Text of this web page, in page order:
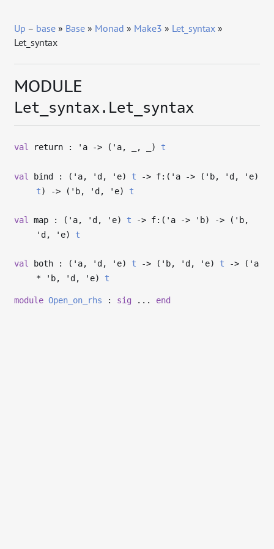
Up – base » Base » Monad » Make3 » Let_syntax »
Let_syntax
MODULE
Let_syntax.Let_syntax
val return : 'a -> ( 'a, , ) t
val bind : ( 'a, 'd , 'e) t -> f:( 'a -> ( 'b, 'd , 'e)
t) -> ( 'b, 'd , 'e) t
val map : ( 'a, 'd , 'e) t -> f:( 'a -> 'b) -> ( 'b,
'd , 'e) t
val both : ( 'a, 'd , 'e) t -> ( 'b, 'd , 'e) t -> ( 'a
*
'b, 'd , 'e) t
module Open_on_rhs : sig ... end